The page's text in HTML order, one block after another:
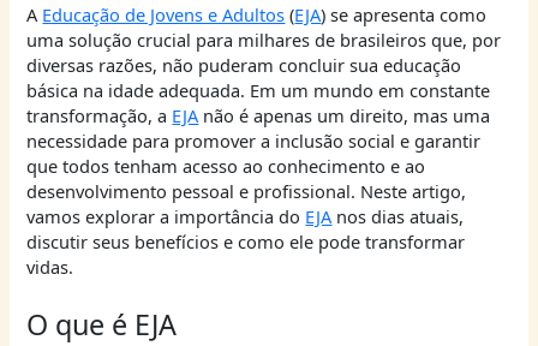
A Educação de Jovens e Adultos (EJA) se apresenta como
uma solução crucial para milhares de brasileiros que, por
diversas razões, não puderam concluir sua educação
básica na idade adequada. Em um mundo em constante
transformação, a EJA não é apenas um direito, mas uma
necessidade para promover a inclusão social e garantir
que todos tenham acesso ao conhecimento e ao
desenvolvimento pessoal e profissional. Neste artigo,
vamos explorar a importância do EJA nos dias atuais,
discutir seus benefícios e como ele pode transformar
vidas.
O que é EJA